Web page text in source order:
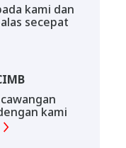
kami dan
secepat
kami